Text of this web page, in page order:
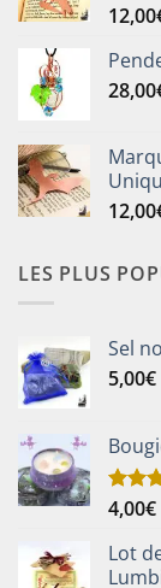
12,00
28,00
12,00
LES PLUS
Sel
5,00€
Note
4,00€
Lot